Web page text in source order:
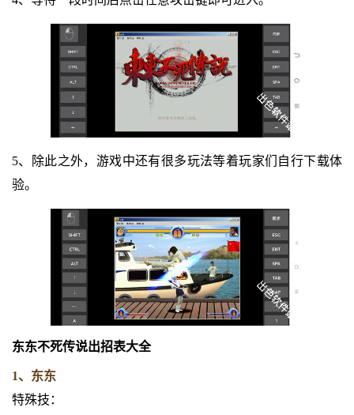
5、除此之外，游戏中还有很多玩法等着玩家们自行下载体
验。
东东不死传说出招表大全
1、东东
特殊技：